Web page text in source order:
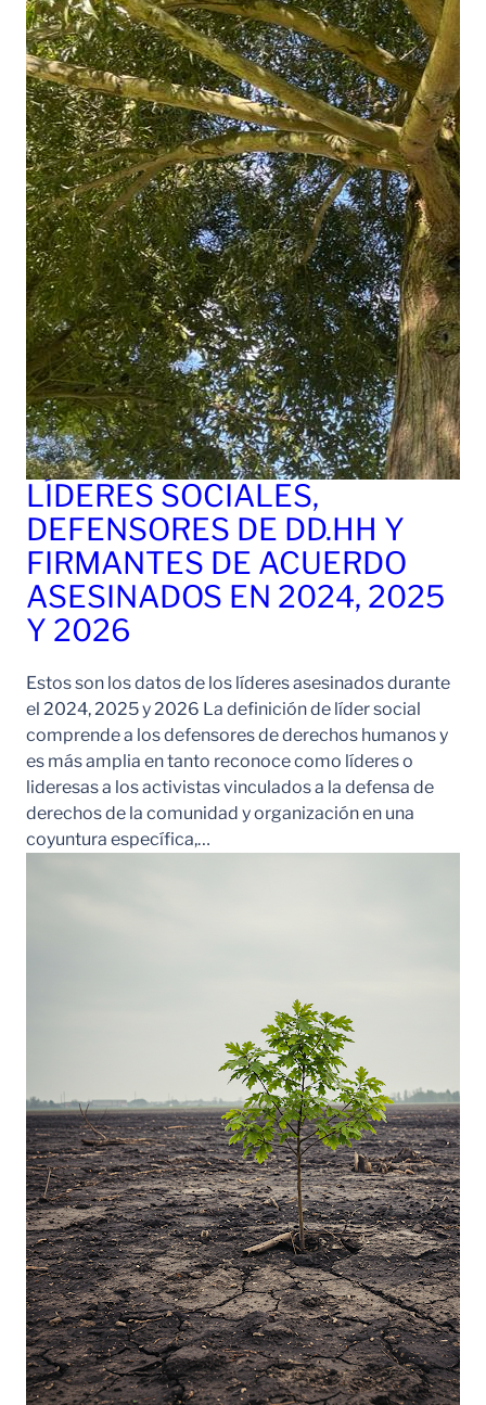
LÍDERES SOCIALES,
DEFENSORES DE DD.HH Y
FIRMANTES DE ACUERDO
ASESINADOS EN 2024, 2025
Y 2026
Estos son los datos de los líderes asesinados durante
el 2024, 2025 y 2026 La definición de líder social
comprende a los defensores de derechos humanos y
es más amplia en tanto reconoce como líderes o
lideresas a los activistas vinculados a la defensa de
derechos de la comunidad y organización en una
coyuntura específica,…